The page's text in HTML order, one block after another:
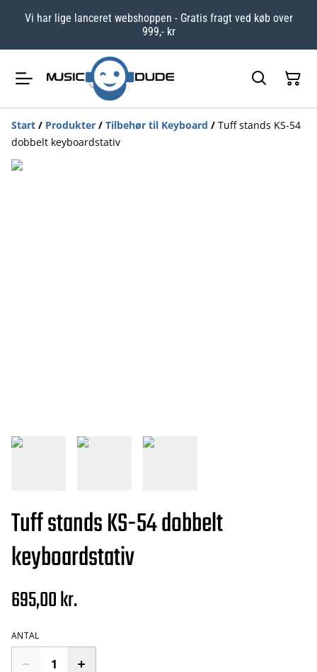
Vi har lige lanceret webshoppen - Gratis fragt ved køb over
999,- kr
Start / Produkter / Tilbehør til Keyboard / Tuff stands KS-54
dobbelt keyboardstativ
Tuff stands KS-54 dobbelt
keyboardstativ
695,00 kr.
ANTAL